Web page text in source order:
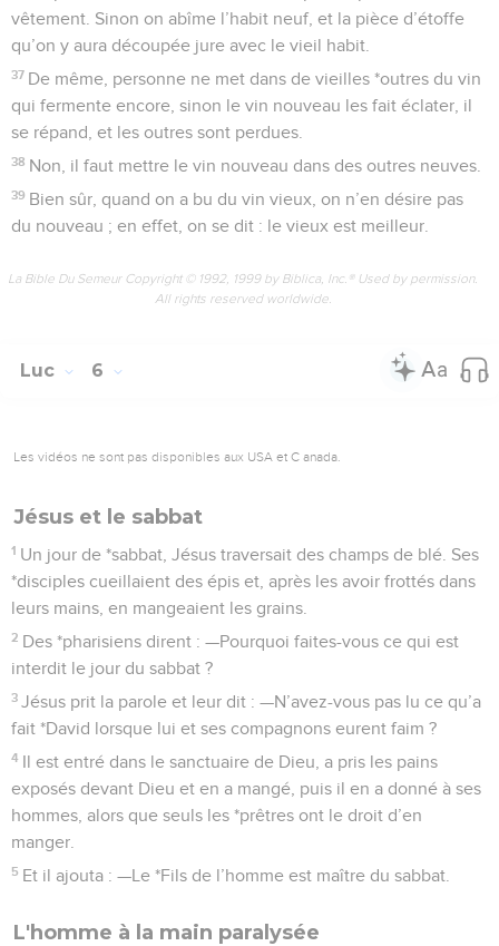
vêtement. Sinon on abîme l’habit neuf, et la pièce d’étoffe
qu’on y aura découpée jure avec le vieil habit.
37 De même, personne ne met dans de vieilles *outres du vin
qui fermente encore, sinon le vin nouveau les fait éclater, il
se répand, et les outres sont perdues.
38 Non, il faut mettre le vin nouveau dans des outres neuves.
39 Bien sûr, quand on a bu du vin vieux, on n’en désire pas
du nouveau ; en effet, on se dit : le vieux est meilleur.
La Bible Du Semeur Copyright © 1992, 1999 by Biblica, Inc.® Used by permission.
All rights reserved worldwide.
Luc 6
Les vidéos ne sont pas disponibles aux USA et C anada.
Jésus et le sabbat
1 Un jour de *sabbat, Jésus traversait des champs de blé. Ses
*disciples cueillaient des épis et, après les avoir frottés dans
leurs mains, en mangeaient les grains.
2 Des *pharisiens dirent : —Pourquoi faites-vous ce qui est
interdit le jour du sabbat ?
3 Jésus prit la parole et leur dit : —N’avez-vous pas lu ce qu’a
fait *David lorsque lui et ses compagnons eurent faim ?
4 Il est entré dans le sanctuaire de Dieu, a pris les pains
exposés devant Dieu et en a mangé, puis il en a donné à ses
hommes, alors que seuls les *prêtres ont le droit d’en
manger.
5 Et il ajouta : —Le *Fils de l’homme est maître du sabbat.
L'homme à la main paralysée